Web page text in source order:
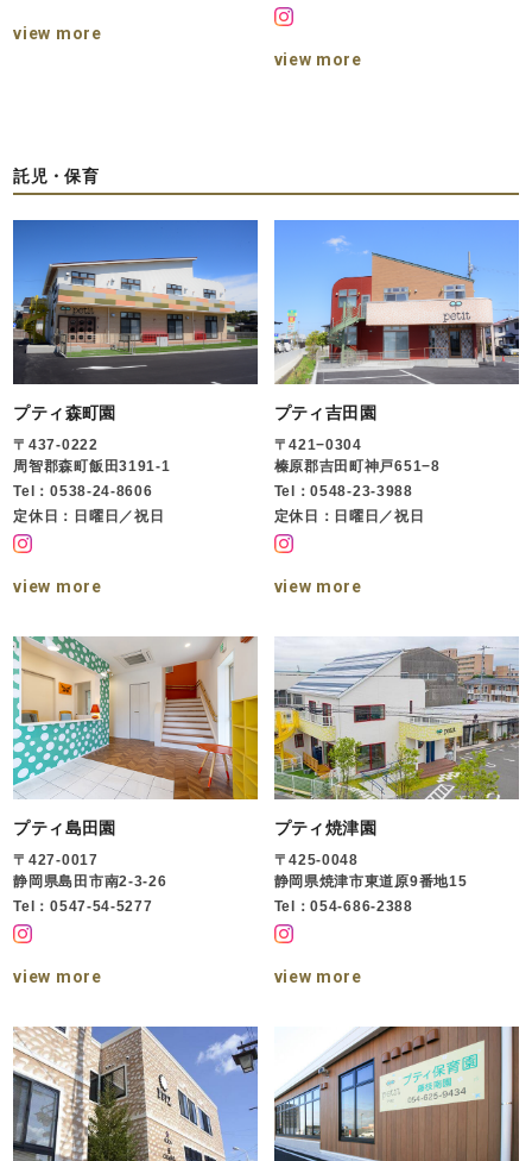
view more
view more
託児・保育
プティ森町園
〒437-0222
周智郡森町飯田3191-1
Tel：0538-24-8606
定休日：日曜日／祝日
view more
プティ吉田園
〒421−0304
榛原郡吉田町神戸651−8
Tel：0548-23-3988
定休日：日曜日／祝日
view more
プティ島田園
〒427-0017
静岡県島田市南2-3-26
Tel：0547-54-5277
view more
プティ焼津園
〒425-0048
静岡県焼津市東道原9番地15
Tel：054-686-2388
view more